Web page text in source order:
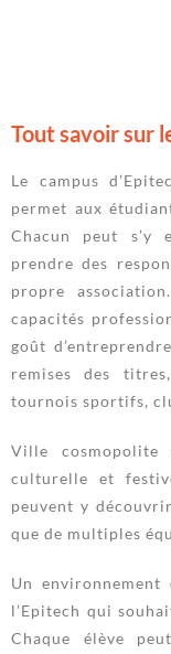
Tout savoir sur
Le campus
permet aux
Chacun peut s’y
prendre des
propre
capacités
goût
remises des
tournois sportifs,
Ville
culturelle et
peuvent y
que de multiples
Un
l’Epitech qui
Chaque élève